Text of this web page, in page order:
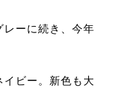
ーに続き、今年
ビー。新色も大